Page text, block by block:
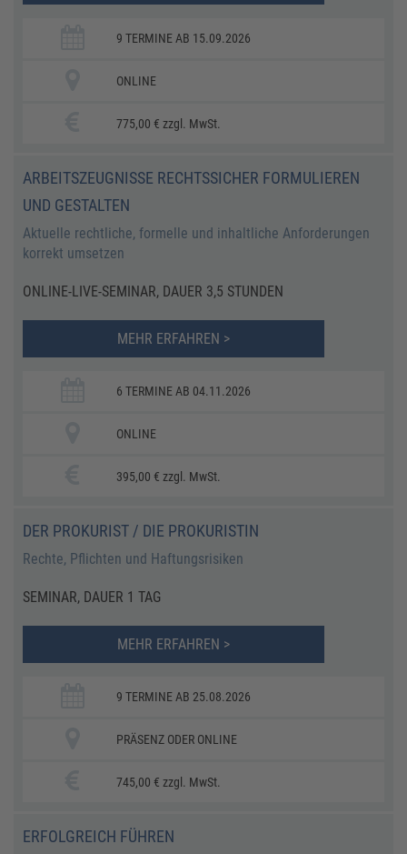
9 TERMINE AB 15.09.2026
ONLINE
775,00 € zzgl. MwSt.
ARBEITSZEUGNISSE RECHTSSICHER FORMULIEREN
UND GESTALTEN
Aktuelle rechtliche, formelle und inhaltliche Anforderungen
korrekt umsetzen
ONLINE-LIVE-SEMINAR, DAUER 3,5 STUNDEN
MEHR ERFAHREN >
6 TERMINE AB 04.11.2026
ONLINE
395,00 € zzgl. MwSt.
DER PROKURIST / DIE PROKURISTIN
Rechte, Pflichten und Haftungsrisiken
SEMINAR, DAUER 1 TAG
MEHR ERFAHREN >
9 TERMINE AB 25.08.2026
PRÄSENZ ODER ONLINE
745,00 € zzgl. MwSt.
ERFOLGREICH FÜHREN